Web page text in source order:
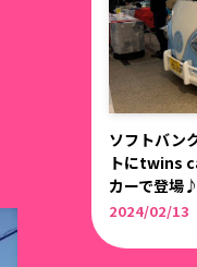
ソフトバン
トにtwins
カーで登場
2024/02/13